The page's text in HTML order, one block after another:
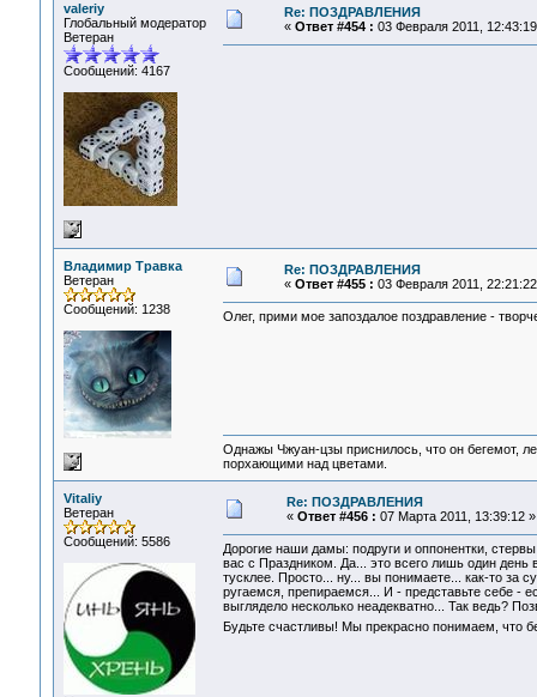
valeriy
Глобальный модератор
Ветеран
Сообщений: 4167
Re: ПОЗДРАВЛЕНИЯ
« Ответ #454 : 03 Февраля 2011,
Владимир Травка
Ветеран
Сообщений: 1238
Re: ПОЗДРАВЛЕНИЯ
« Ответ #455 : 03 Февраля 2011,
Олег, прими мое запоздалое поздравление -
Однажы Чжуан-цзы приснилось, что он бегемот,
порхающими над цветами.
Vitaliy
Ветеран
Сообщений: 5586
Re: ПОЗДРАВЛЕНИЯ
« Ответ #456 : 07 Марта 2011, 13:39:12 »
Дорогие наши дамы: подруги и оппонентки,
вас с Праздником. Да... это всего лишь один день
тусклее. Просто... ну... вы понимаете... как-то за
ругаемся, препираемся... И - представьте себе -
выглядело несколько неадекватно... Так ведь?
Будьте счастливы! Мы прекрасно понимаем, что